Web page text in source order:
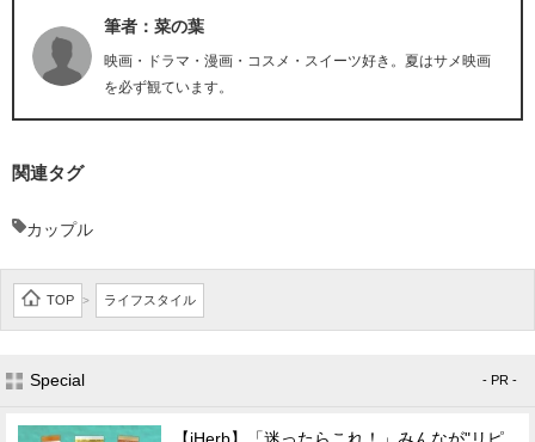
筆者：菜の葉
映画・ドラマ・漫画・コスメ・スイーツ好き。夏はサメ映画
を必ず観ています。
関連タグ
カップル
TOP > ライフスタイル
Special - PR -